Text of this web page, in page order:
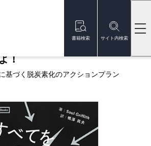
書籍検索 サイト内検索
！
基づく脱炭素化のアクションプラン